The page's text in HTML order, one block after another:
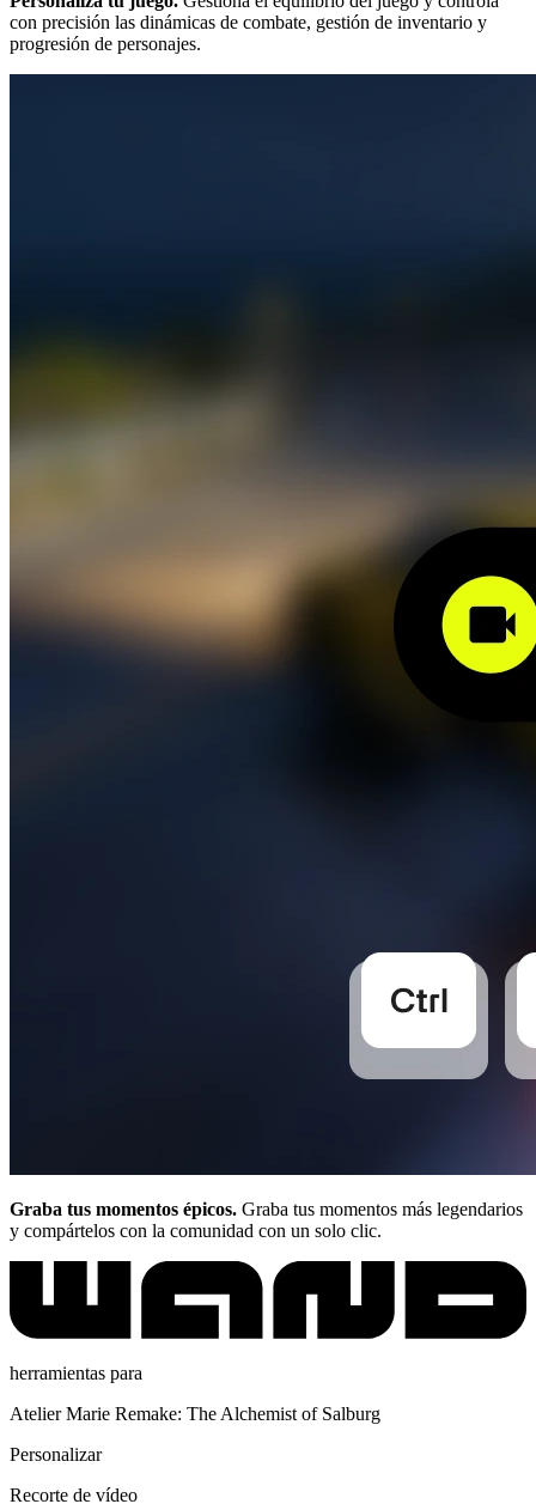
con precisión las dinámicas de combate, gestión de inventario y
progresión de personajes.
Graba tus momentos épicos. Graba tus momentos más legendarios
y compártelos con la comunidad con un solo clic.
herramientas para
Atelier Marie Remake: The Alchemist of Salburg
Personalizar
Recorte de vídeo